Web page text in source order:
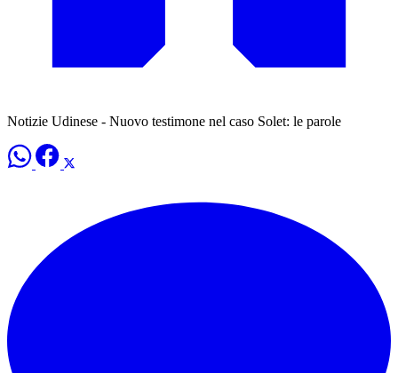
Notizie Udinese - Nuovo testimone nel caso Solet: le parole